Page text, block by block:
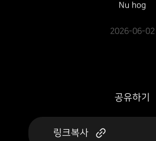
Nu hog
2026-06-02
공유하기
링크복사